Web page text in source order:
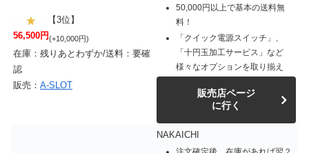
【3位】
56,500円(+10,000円)
在庫：残りあとわずか/送料：要確
認
販売： A-SLOT
50,000円以上で基本の送料無
料！
「クイック電源スイッチ」、
「十円玉加工サービス」など
様々なオプションを取り揃え
販売店ページ
に行く
NAKAICHI